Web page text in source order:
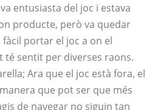
entusiasta del joc i estava
producte, però va quedar
portar el joc a on el
té sentit per diverses raons.
Ara que el joc està fora, el
que pot ser que més
de navegar no siguin tan